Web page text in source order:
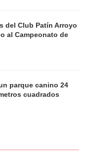
del Club Patín Arroyo
al Campeonato de
parque canino 24
cuadrados